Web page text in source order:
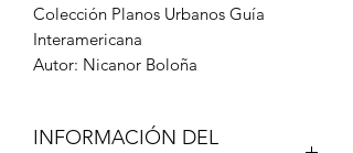
Colección Planos Urbanos Guía
Interamericana
Autor: Nicanor Boloña
INFORMACIÓN DEL